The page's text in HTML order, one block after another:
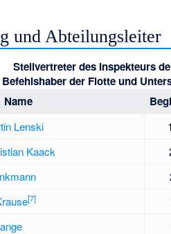
und Abteilungsleiter
Stellvertreter des Inspekteurs
der Flotte und
Name
Lenski
Kaack
[7]